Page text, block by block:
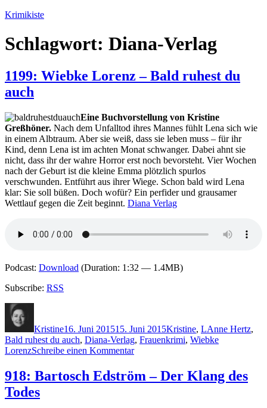
Zum
springen
Krimikiste
Schlagwort: Diana-Verlag
1199: Wiebke Lorenz – Bald ruhest du
auch
Eine Buchvorstellung von Kristine
Greßhöner. Nach dem Unfalltod ihres Mannes fühlt Lena sich wie
in einem Albtraum. Aber sie weiß, dass sie leben muss – für ihr
Kind, denn Lena ist im achten Monat schwanger. Dabei ahnt sie
nicht, dass ihr der wahre Horror erst noch bevorsteht. Vier Wochen
nach der Geburt ist die kleine Emma plötzlich spurlos
verschwunden. Entführt aus ihrer Wiege. Schon bald wird Lena
klar: Sie soll büßen. Doch wofür? Ein perfider und grausamer
Wettlauf gegen die Zeit beginnt. Diana Verlag
Podcast: Download (Duration: 1:32 — 1.4MB)
Subscribe: RSS
Kristine16. Juni 201515. Juni 2015Kristine, LAnne Hertz,
Bald ruhest du auch, Diana-Verlag, Frauenkrimi, Wiebke
LorenzSchreibe einen Kommentarzu
Wiebke
Lorenz
918: Bartosch Edström – Der Klang des
Todes